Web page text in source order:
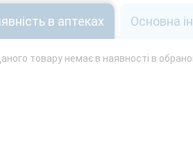
в аптеках Основна
товару немає в наявності в